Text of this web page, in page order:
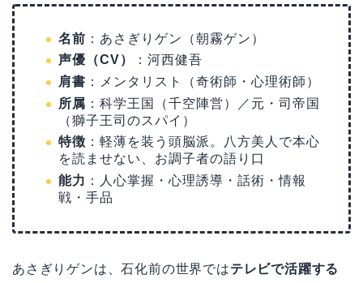
名前 ：あさぎりゲン（朝霧ゲン）
声優（CV）
：河西健吾
肩書 ：メンタリスト（奇術師・心理術師）
所属 ：科学王国（千空陣営）／元・司帝国
（獅子王司のスパイ）
特徴 ：軽薄を装う頭脳派。八方美人で本心
を読ませない、お調子者の語り口
能力 ：人心掌握・心理誘導・話術・情報
戦・手品
あさぎりゲンは、石化前の世界ではテレビで活躍する